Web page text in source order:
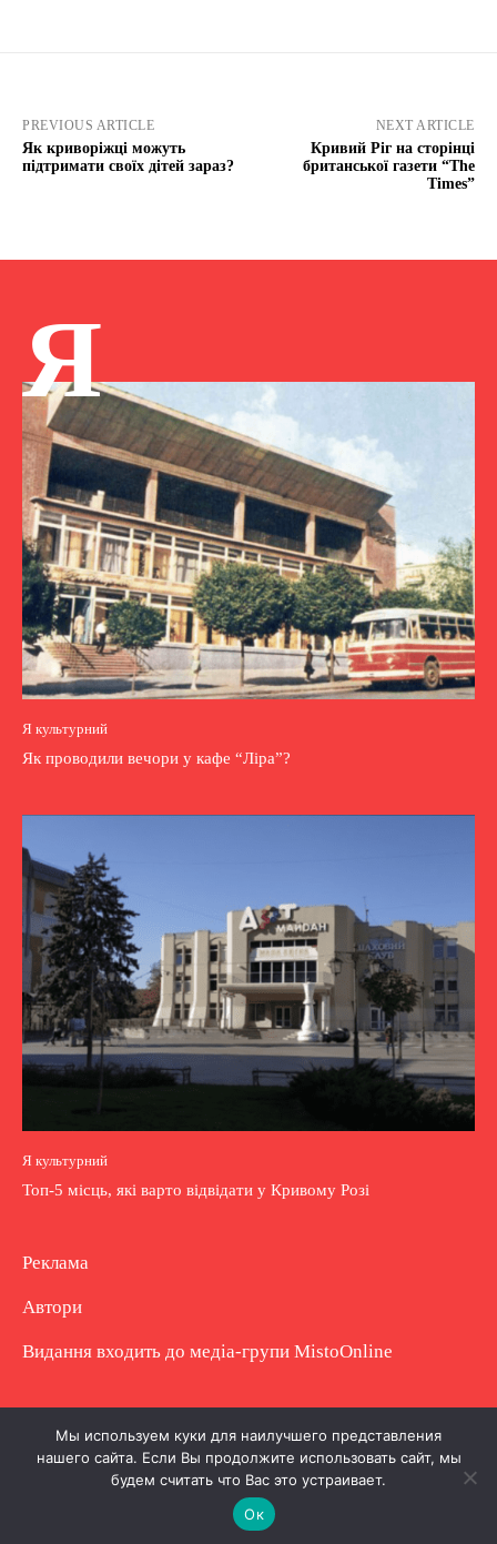
PREVIOUS ARTICLE
Як криворіжці можуть
підтримати своїх дітей зараз?
NEXT ARTICLE
Кривий Ріг на сторінці
британської газети “The
Times”
Я
Я культурний
Як проводили вечори у кафе “Ліра”?
Я культурний
Топ-5 місць, які варто відвідати у Кривому Розі
Реклама
Автори
Видання входить до медіа-групи MistoOnline
Copyright © Повне використання матеріалу
заборонено. Частково можна з гіперпосиланням.
Мы используем куки для наилучшего представления
нашего сайта. Если Вы продолжите использовать сайт, мы
будем считать что Вас это устраивает.
Ок